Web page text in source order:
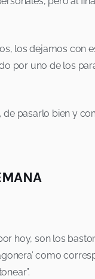
los dejamos con
por uno de los
pasarlo bien y
hoy, son los
como